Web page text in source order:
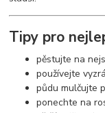
Tipy pro
pěstujte na
používejte
půdu mulčujte
ponechte na